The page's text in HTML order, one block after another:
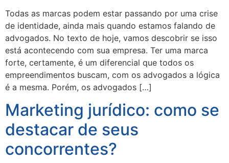
Todas as marcas podem estar passando por uma crise
de identidade, ainda mais quando estamos falando de
advogados. No texto de hoje, vamos descobrir se isso
está acontecendo com sua empresa. Ter uma marca
forte, certamente, é um diferencial que todos os
empreendimentos buscam, com os advogados a lógica
é a mesma. Porém, os advogados […]
Marketing jurídico: como se
destacar de seus
concorrentes?